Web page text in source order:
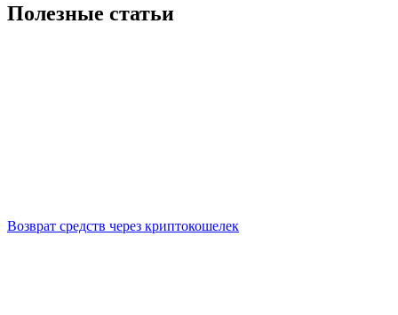
Полезные статьи
Возврат средств через криптокошелек